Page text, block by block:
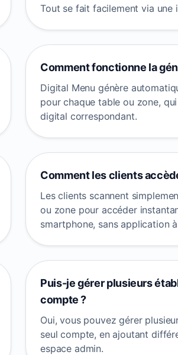
Tout se fait facilement via une
Comment fonctionne la
Digital Menu génère
pour chaque table ou zone,
digital correspondant.
Comment les clients
Les clients scannent
ou zone pour accéder
smartphone, sans application
Puis-je gérer plusieurs
compte ?
Oui, vous pouvez gérer
seul compte, en ajoutant
espace admin.